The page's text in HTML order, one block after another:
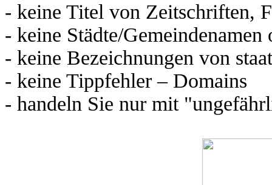
- keine Titel von Zeitschriften,
- keine Städte/
- keine Bezeichnungen von
- keine Tippfehler – Domains
- handeln Sie nur mit